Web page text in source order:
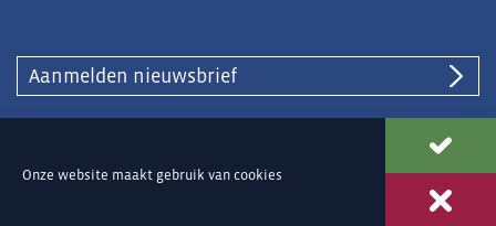
Onze website maakt gebruik van cookies
Aanmelden nieuwsbrief